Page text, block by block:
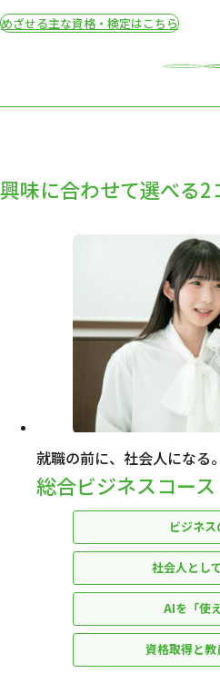
めざせる主な資格・検定はこちら
興味に合わせて選べる2
就職の前に、社会人になる。
総合ビジネスコース
ビジネ
社会人とし
AIを「使
資格取得と教